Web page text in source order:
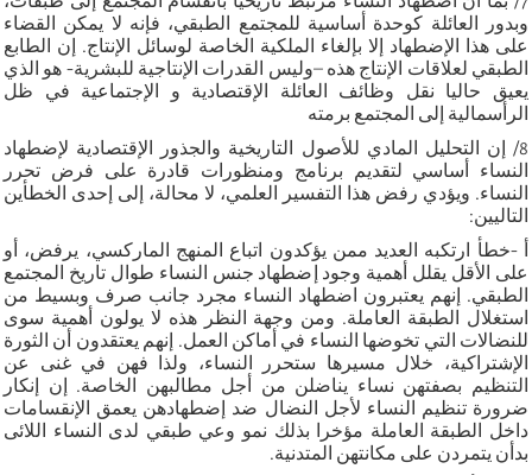
وبدور العائلة كوحدة أساسية للمجتمع الطبقي، فإنه لا يمكن القضاء
على هذا الإضطهاد إلا بإلغاء الملكية الخاصة لوسائل الإنتاج. إن الطابع
الطبقي لعلاقات الإنتاج هذه –وليس القدرات الإنتاجية للبشرية- هو الذي
يعيق حاليا نقل وظائف العائلة الإقتصادية و الإجتماعية في ظل
الرأسمالية إلى المجتمع برمته
8/ إن التحليل المادي للأصول التاريخية والجذور الإقتصادية لإضطهاد
النساء أساسي لتقديم برنامج ومنظورات قادرة على فرض تحرر
النساء. ويؤدي رفض هذا التفسير العلمي، لا محالة، إلى إحدى الخطأين
التاليين:
أ -خطأ ارتكبه العديد ممن يؤكدون اتباع المنهج الماركسي، يرفض، أو
على الأقل يقلل أهمية وجود إضطهاد جنس النساء طوال تاريخ المجتمع
الطبقي. إنهم يعتبرون اضطهاد النساء مجرد جانب صرف وبسيط من
استغلال الطبقة العاملة. ومن وجهة النظر هذه لا يولون أهمية سوى
للنضالات التي تخوضها النساء في أماكن العمل. إنهم يعتقدون أن الثورة
الإشتراكية، خلال مسيرها ستحرر النساء، ولذا فهن في غنى عن
التنظيم بصفتهن نساء يناضلن من أجل مطالبهن الخاصة. إن إنكار
ضرورة تنظيم النساء لأجل النضال ضد إضطهادهن يعمق الإنقسامات
داخل الطبقة العاملة مؤخرا بذلك نمو وعي طبقي لدى النساء اللائى
بدأن يتمردن على مكانتهن المتدنية.